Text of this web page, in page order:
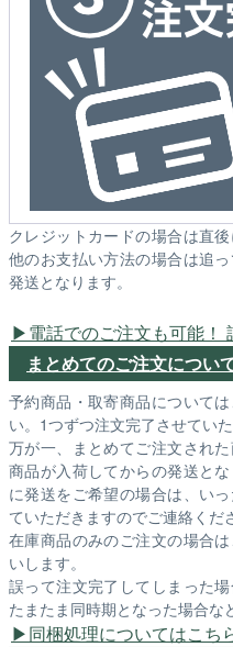
クレジットカードの場合は直
他のお支払い方法の場合は追
発送となります。
電話でのご注文も可能！
まとめてのご注文につい
予約商品・取寄商品について
い。1つずつ注文完了させてい
万が一、まとめてご注文され
商品が入荷してからの発送と
に発送をご希望の場合は、い
ていただきますのでご連絡くだ
在庫商品のみのご注文の場合
いします。
誤って注文完了してしまった
たまたま同時期となった場合な
同梱処理についてはこち